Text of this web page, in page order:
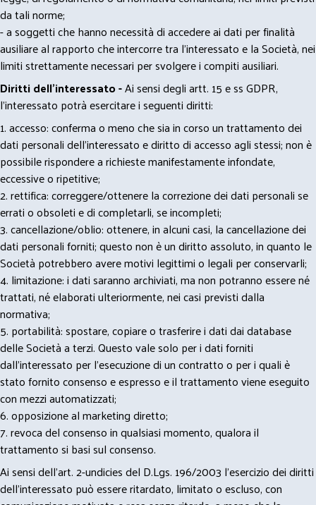
da tali norme;
- a soggetti che hanno necessità di accedere ai dati per finalità
ausiliare al rapporto che intercorre tra l’interessato e la Società, nei
limiti strettamente necessari per svolgere i compiti ausiliari.
Diritti dell’interessato -Ai sensi degli artt. 15 e ss GDPR,
l’interessato potrà esercitare i seguenti diritti:
1. accesso: conferma o meno che sia in corso un trattamento dei
dati personali dell’interessato e diritto di accesso agli stessi; non è
possibile rispondere a richieste manifestamente infondate,
eccessive o ripetitive;
2. rettifica: correggere/ottenere la correzione dei dati personali se
errati o obsoleti e di completarli, se incompleti;
3. cancellazione/oblio: ottenere, in alcuni casi, la cancellazione dei
dati personali forniti; questo non è un diritto assoluto, in quanto le
Società potrebbero avere motivi legittimi o legali per conservarli;
4. limitazione: i dati saranno archiviati, ma non potranno essere né
trattati, né elaborati ulteriormente, nei casi previsti dalla
normativa;
5. portabilità: spostare, copiare o trasferire i dati dai database
delle Società a terzi. Questo vale solo per i dati forniti
dall’interessato per l’esecuzione di un contratto o per i quali è
stato fornito consenso e espresso e il trattamento viene eseguito
con mezzi automatizzati;
6. opposizione al marketing diretto;
7. revoca del consenso in qualsiasi momento, qualora il
trattamento si basi sul consenso.
Ai sensi dell’art. 2-undicies del D.Lgs. 196/2003 l’esercizio dei diritti
dell’interessato può essere ritardato, limitato o escluso, con